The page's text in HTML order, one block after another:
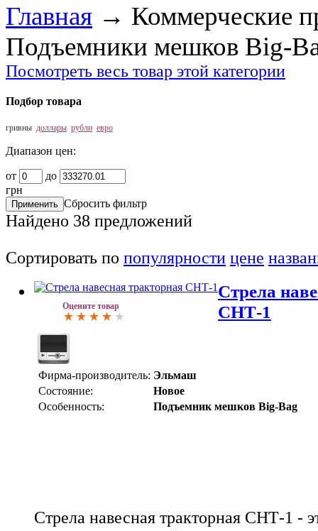
Главная → Коммерческие
Подъемники мешков Big-
Посмотреть весь товар этой категории
Подбор товара
гривны доллары рубли евро
Диапазон цен:
от
до
грн
Сбросить фильтр
Найдено 38 предложений
Сортировать по популярности цене
Оцените товар
Стрела
СНТ-1
Фирма-производитель: Эльмаш
Состояние:
Новое
Особенность:
Подъемник мешков Big-Bag
Стрела навесная тракторная СНТ-1 -